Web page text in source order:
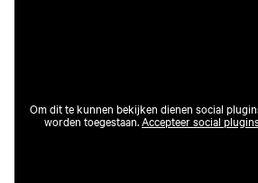
Om dit te kunnen bekijken dienen social
worden toegestaan. Accepteer social